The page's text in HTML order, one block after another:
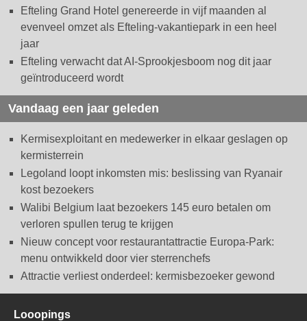
Efteling Grand Hotel genereerde in vijf maanden al
evenveel omzet als Efteling-vakantiepark in een heel
jaar
Efteling verwacht dat AI-Sprookjesboom nog dit jaar
geïntroduceerd wordt
Vandaag een jaar geleden
Kermisexploitant en medewerker in elkaar geslagen op
kermisterrein
Legoland loopt inkomsten mis: beslissing van Ryanair
kost bezoekers
Walibi Belgium laat bezoekers 145 euro betalen om
verloren spullen terug te krijgen
Nieuw concept voor restaurantattractie Europa-Park:
menu ontwikkeld door vier sterrenchefs
Attractie verliest onderdeel: kermisbezoeker gewond
Looopings